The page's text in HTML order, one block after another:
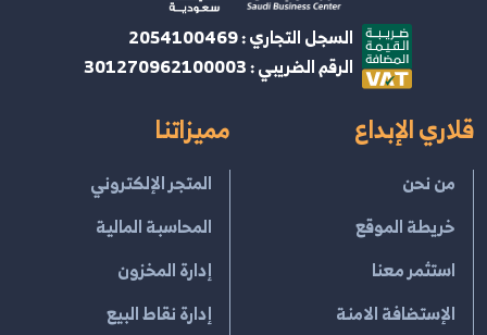
السجل التجاري : 2054100469
الرقم الضريبي : 301270962100003
قلاري الإبداع
من نحن
خريطة الموقع
استثمر معنا
الإستضافة الامنة
مميزاتنا
المتجر الإلكتروني
المحاسبة المالية
إدارة المخزون
إدارة نقاط البيع